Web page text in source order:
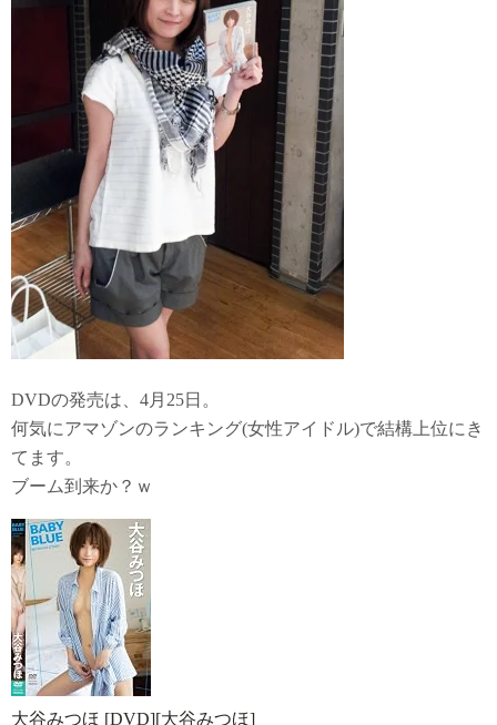
DVDの発売は、4月25日。
何気にアマゾンのランキング(女性アイドル)で結構上位にき
てます。
ブーム到来か？ｗ
大谷みつほ [DVD][大谷みつほ]